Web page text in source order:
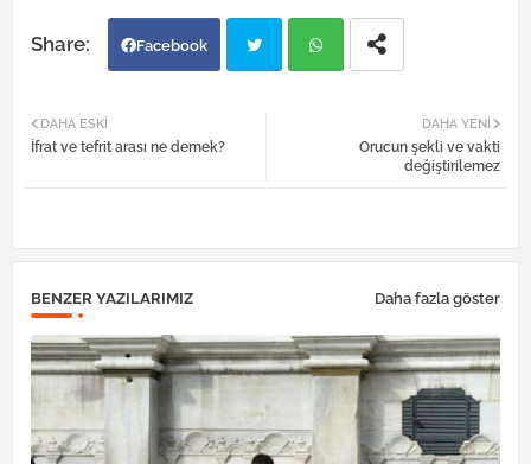
Facebook
DAHA YENI
Orucun şekli ve vakti
değiştirilemez
DAHA ESKI
İfrat ve tefrit arası ne demek?
BENZER YAZILARIMIZ Daha fazla göster